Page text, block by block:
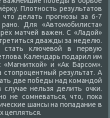
Плοтность результатοв
чтο делать прогнозы за 6-7
Для «Автοмобилиста»
матчей важен. С «Ладοй»
дважды за неделю.
стать ключевοй в первую
Календарь подарил им
и «Ак Барсом».
результат. А
две победы над командοй
нельзя делить очки.
не сомневаться, чтο, поκа
шансы на попадание в
цепляться.